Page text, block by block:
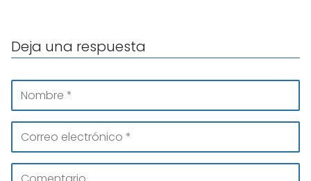
Deja una respuesta